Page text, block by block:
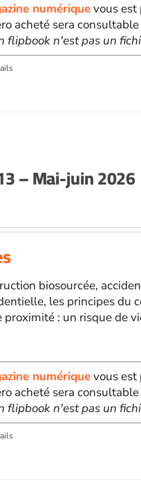
numériquevous est
acheté sera
flipbook n'est pas un
– Mai-juin 2026
biosourcée,
les principes
: un risque de
numériquevous est
acheté sera
flipbook n'est pas un